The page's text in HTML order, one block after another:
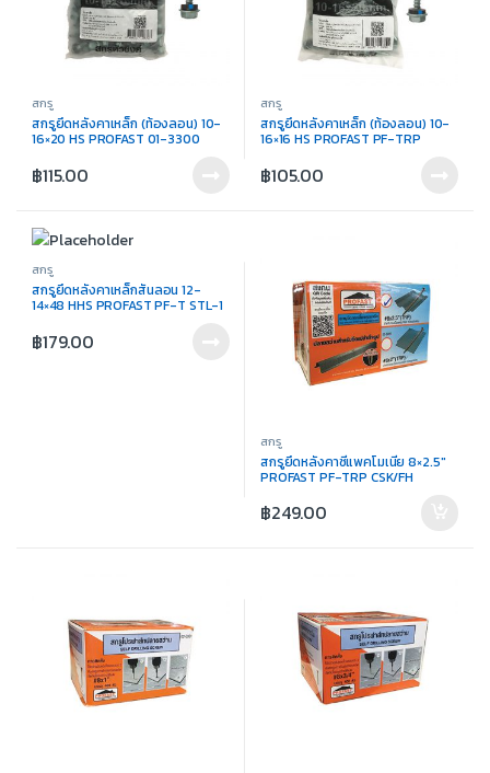
สกรู
สกรูยึดหลังคาเหล็ก (ท้องลอน) 10-
16×20 HS PROFAST 01-3300
฿115.00
สกรู
สกรูยึดหลังคาเหล็ก (ท้องลอน) 10-
16×16 HS PROFAST PF-TRP
฿105.00
สกรู
สกรูยึดหลังคาเหล็กสันลอน 12-
14×48 HHS PROFAST PF-T STL-1
฿179.00
สกรู
สกรูยึดหลังคาซีแพคโมเนีย 8×2.5″
PROFAST PF-TRP CSK/FH
฿249.00